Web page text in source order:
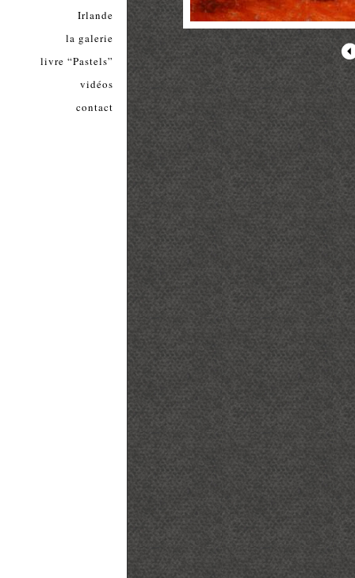
Irlande
la galerie
livre “Pastels”
vidéos
contact